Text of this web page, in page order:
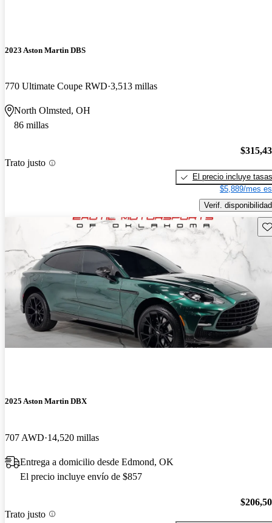
2023 Aston Martin DBS
770 Ultimate Coupe RWD 3,513 millas
North Olmsted, OH
86 millas
Trato justo
El precio incluye tasas
$5,889/mes
Verif. disponibilidad
2025 Aston Martin DBX
707 AWD 14,520 millas
Entrega a domicilio desde Edmond, OK
El precio incluye envío de $857
Trato justo